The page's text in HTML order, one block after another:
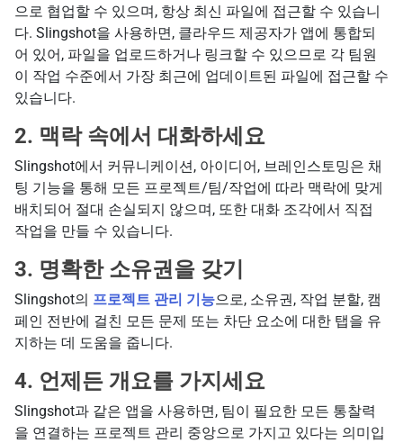
으로 협업할 수 있으며, 항상 최신 파일에 접근할 수 있습니
다. Slingshot을 사용하면, 클라우드 제공자가 앱에 통합되
어 있어, 파일을 업로드하거나 링크할 수 있으므로 각 팀원
이 작업 수준에서 가장 최근에 업데이트된 파일에 접근할 수
있습니다.
2. 맥락 속에서 대화하세요
Slingshot에서 커뮤니케이션, 아이디어, 브레인스토밍은 채
팅 기능을 통해 모든 프로젝트/팀/작업에 따라 맥락에 맞게
배치되어 절대 손실되지 않으며, 또한 대화 조각에서 직접
작업을 만들 수 있습니다.
3. 명확한 소유권을 갖기
Slingshot의 프로젝트 관리 기능으로, 소유권, 작업 분할, 캠
페인 전반에 걸친 모든 문제 또는 차단 요소에 대한 탭을 유
지하는 데 도움을 줍니다.
4. 언제든 개요를 가지세요
Slingshot과 같은 앱을 사용하면, 팀이 필요한 모든 통찰력
을 연결하는 프로젝트 관리 중앙으로 가지고 있다는 의미입